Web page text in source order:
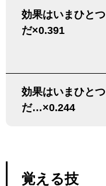
効果はいまひとつ
だ×0.391
効果はいまひとつ
だ…×0.244
覚える技